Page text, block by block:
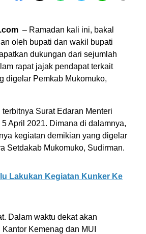
– Ramadan kali ini, bakal
oleh bupati dan wakil bupati
dukungan dari sejumlah
rapat jajak pendapat terkait
digelar Pemkab Mukomuko,
Surat Edaran Menteri
April 2021. Dimana di dalamnya,
kegiatan demikian yang digelar
Setdakab Mukomuko, Sudirman.
Lakukan Kegiatan Kunker Ke
Dalam waktu dekat akan
Kemenag dan MUI